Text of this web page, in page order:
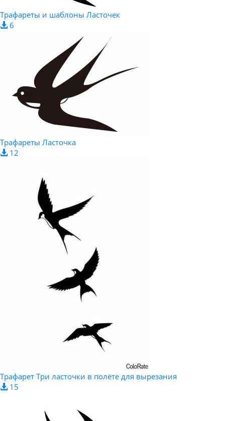
Трафареты и шаблоны Ласточек
6
Трафареты Ласточка
12
Трафарет Три ласточки в полёте для вырезания
15